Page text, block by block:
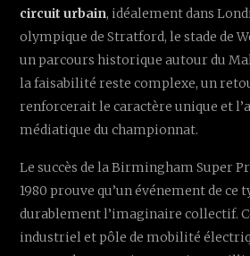
circuit urbain, idéalement dans
olympique de Stratford, le stade de
un parcours historique autour du
la faisabilité reste complexe, un
renforcerait le caractère unique et
médiatique du championnat.
Le succès de la Birmingham Super
1980 prouve qu’un événement de ce
durablement l’imaginaire collectif.
industriel et pôle de mobilité